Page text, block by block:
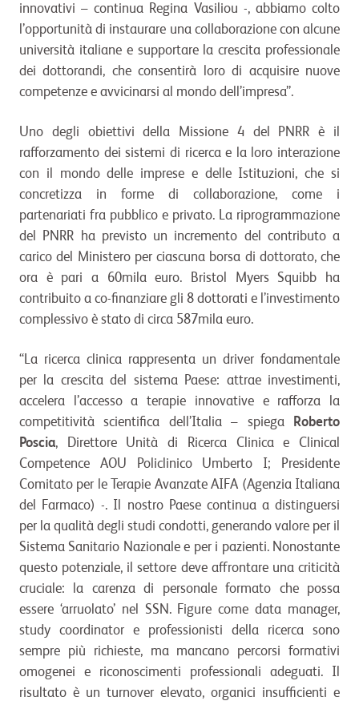
innovativi – continua Regina Vasiliou -, abbiamo colto
l’opportunità di instaurare una collaborazione con alcune
università italiane e supportare la crescita professionale
dei dottorandi, che consentirà loro di acquisire nuove
competenze e avvicinarsi al mondo dell’impresa”.
Uno degli obiettivi della Missione 4 del PNRR è il
rafforzamento dei sistemi di ricerca e la loro interazione
con il mondo delle imprese e delle Istituzioni, che si
concretizza in forme di collaborazione, come i
partenariati fra pubblico e privato. La riprogrammazione
del PNRR ha previsto un incremento del contributo a
carico del Ministero per ciascuna borsa di dottorato, che
ora è pari a 60mila euro. Bristol Myers Squibb ha
contribuito a co-finanziare gli 8 dottorati e l’investimento
complessivo è stato di circa 587mila euro.
“La ricerca clinica rappresenta un driver fondamentale
per la crescita del sistema Paese: attrae investimenti,
accelera l’accesso a terapie innovative e rafforza la
competitività scientifica dell’Italia – spiega
Roberto
Poscia, Direttore Unità di Ricerca Clinica e Clinical
Competence AOU Policlinico Umberto I; Presidente
Comitato per le Terapie Avanzate AIFA (Agenzia Italiana
del Farmaco) -. Il nostro Paese continua a distinguersi
per la qualità degli studi condotti, generando valore per il
Sistema Sanitario Nazionale e per i pazienti. Nonostante
questo potenziale, il settore deve affrontare una criticità
cruciale: la carenza di personale formato che possa
essere ‘arruolato’ nel SSN. Figure come data manager,
study coordinator e professionisti della ricerca sono
sempre più richieste, ma mancano percorsi formativi
omogenei e riconoscimenti professionali adeguati. Il
risultato è un turnover elevato, organici insufficienti e